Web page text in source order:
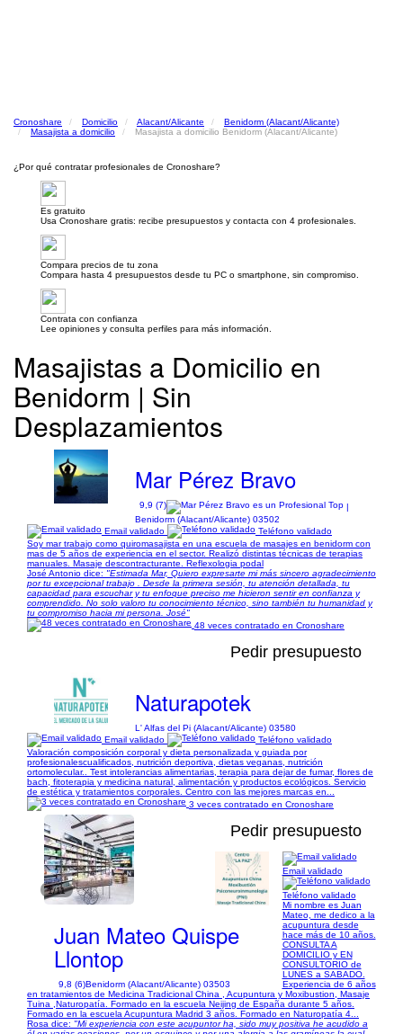
Cronoshare Domicilio Alacant/Alicante
Benidorm (Alacant/Alicante)
Masajista a domicilio
Masajista a domicilio Benidorm (Alacant/Alicante)
¿Por qué contratar profesionales de Cronoshare?
Es gratuito
Usa Cronoshare gratis: recibe presupuestos y contacta con 4 profesionales.
Compara precios de tu zona
Compara hasta 4 presupuestos desde tu PC o smartphone, sin compromiso.
Contrata con confianza
Lee opiniones y consulta perfiles para más información.
Masajistas a Domicilio en
Benidorm | Sin
Desplazamientos
Mar Pérez Bravo
9,9 (7)
|
Benidorm (Alacant/Alicante) 03502
Email validado
Teléfono validado
Soy mar trabajo como quiromasajista en una escuela de masajes en benidorm con
mas de 5 años de experiencia en el sector. Realizó distintas técnicas de terapias
manuales. Masaje descontracturante. Reflexologia podal
José Antonio dice: "Estimada Mar, Quiero expresarte mi más sincero agradecimiento
por tu excepcional trabajo . Desde la primera sesión, tu atención detallada, tu
capacidad para escuchar y tu enfoque preciso me hicieron sentir en confianza y
comprendido. No solo valoro tu conocimiento técnico, sino también tu humanidad y
tu compromiso hacia mi persona. José"
48 veces contratado en Cronoshare
Pedir presupuesto
Naturapotek
L' Alfas del Pi (Alacant/Alicante) 03580
Email validado
Teléfono validado
Valoración composición corporal y dieta personalizada y guiada por
profesionalescualificados, nutrición deportiva, dietas veganas, nutrición
ortomolecular.. Test intolerancias alimentarias, terapia para dejar de fumar, flores de
bach, fitoterapia y medicina natural, alimentación y productos ecológicos. Servicio
de estética y tratamientos corporales. Centro con las mejores marcas en...
3 veces contratado en Cronoshare
1/11
Pedir presupuesto
Juan Mateo Quispe
Llontop
9,8 (6)Benidorm (Alacant/Alicante) 03503
Email validado
Teléfono validado
Mi nombre es Juan
Mateo, me dedico a la
acupuntura desde
hace más de 10 años.
CONSULTA A
DOMICILIO y EN
CONSULTORIO de
LUNES a SABADO.
Experiencia de 6 años
en tratamientos de Medicina Tradicional China , Acupuntura y Moxibustion, Masaje
Tuina ,Naturopatía. Formado en la escuela Neijing de España durante 5 años.
Formado en la escuela Acupuntura Madrid 3 años. Formado en Naturopatía 4...
Rosa dice: "Mi experiencia con este acupuntor ha, sido muy positiva he acudido a